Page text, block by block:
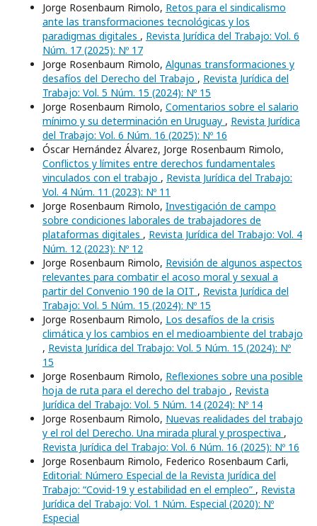
Jorge Rosenbaum Rimolo, Retos para el sindicalismo
ante las transformaciones tecnológicas y los
paradigmas digitales , Revista Jurídica del Trabajo: Vol. 6
Núm. 17 (2025): Nº 17
Jorge Rosenbaum Rimolo, Algunas transformaciones y
desafíos del Derecho del Trabajo , Revista Jurídica del
Trabajo: Vol. 5 Núm. 15 (2024): Nº 15
Jorge Rosenbaum Rimolo, Comentarios sobre el salario
mínimo y su determinación en Uruguay , Revista Jurídica
del Trabajo: Vol. 6 Núm. 16 (2025): Nº 16
Óscar Hernández Álvarez, Jorge Rosenbaum Rimolo,
Conflictos y límites entre derechos fundamentales
vinculados con el trabajo , Revista Jurídica del Trabajo:
Vol. 4 Núm. 11 (2023): Nº 11
Jorge Rosenbaum Rimolo, Investigación de campo
sobre condiciones laborales de trabajadores de
plataformas digitales , Revista Jurídica del Trabajo: Vol. 4
Núm. 12 (2023): Nº 12
Jorge Rosenbaum Rimolo, Revisión de algunos aspectos
relevantes para combatir el acoso moral y sexual a
partir del Convenio 190 de la OIT , Revista Jurídica del
Trabajo: Vol. 5 Núm. 15 (2024): Nº 15
Jorge Rosenbaum Rimolo, Los desafíos de la crisis
climática y los cambios en el medioambiente del trabajo
, Revista Jurídica del Trabajo: Vol. 5 Núm. 15 (2024): Nº
15
Jorge Rosenbaum Rimolo, Reflexiones sobre una posible
hoja de ruta para el derecho del trabajo , Revista
Jurídica del Trabajo: Vol. 5 Núm. 14 (2024): Nº 14
Jorge Rosenbaum Rimolo, Nuevas realidades del trabajo
y el rol del Derecho. Una mirada plural y prospectiva ,
Revista Jurídica del Trabajo: Vol. 6 Núm. 16 (2025): Nº 16
Jorge Rosenbaum Rimolo, Federico Rosenbaum Carli,
Editorial: Número Especial de la Revista Jurídica del
Trabajo: “Covid-19 y estabilidad en el empleo” , Revista
Jurídica del Trabajo: Vol. 1 Núm. Especial (2020): Nº
Especial